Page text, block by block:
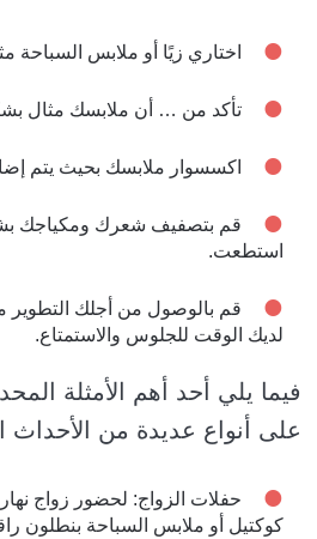
اختاري زيًا أو ملابس السباحة
تأكد من … أن ملابسك مثال
اكسسوار ملابسك بحيث يتم
قم بتصفيف شعرك ومكياجك
استطعت.
قم بالوصول من أجلك التطوير
لديك الوقت للجلوس والاستمتاع.
فيما يلي أحد أهم الأمثلة
على أنواع عديدة من
حفلات الزواج: لحضور زواج
كوكتيل أو ملابس السباحة بنطلون